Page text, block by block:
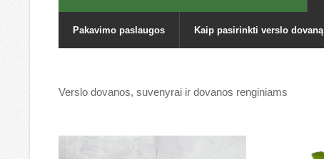
Pakavimo paslaugos Kaip pasirinkti verslo dovaną
Verslo dovanos, suvenyrai ir dovanos renginiams